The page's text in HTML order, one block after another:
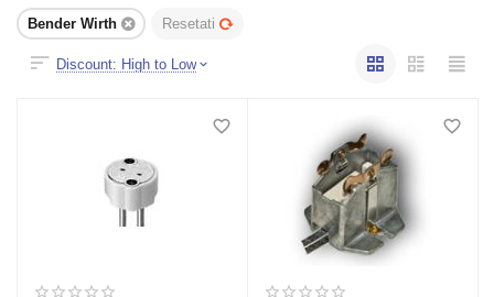
Bender Wirth Resetati
Discount: High to Low